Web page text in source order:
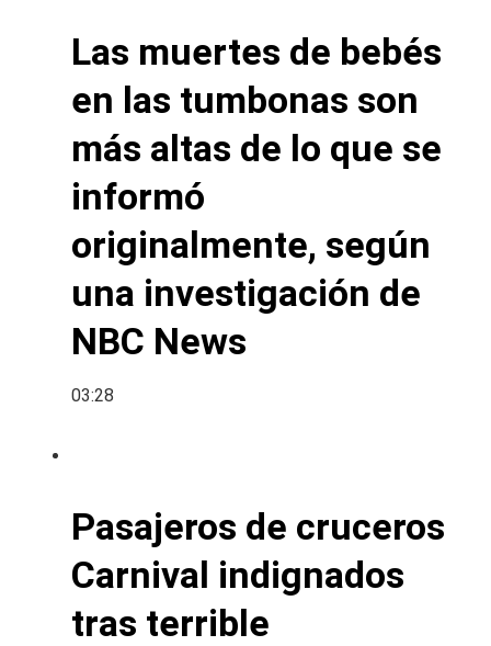
Las muertes de bebés
en las tumbonas son
más altas de lo que se
informó
originalmente, según
una investigación de
NBC News
03:28
Pasajeros de cruceros
Carnival indignados
tras terrible